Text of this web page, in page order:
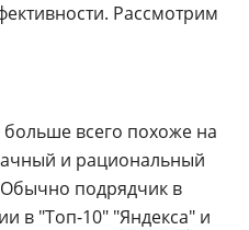
Рассмотрим
больше всего похоже на
и рациональный
подрядчик в
в "Топ-10" "Яндекса" и